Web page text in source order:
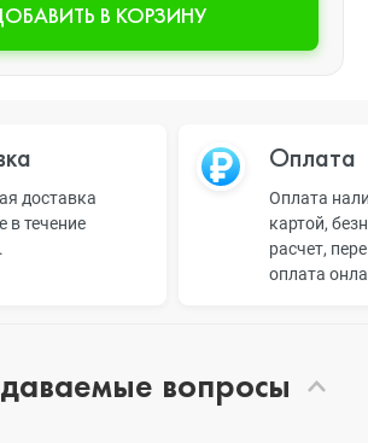
В КОРЗИНУ
доставка
в течение
Оплата
Оплата
картой,
расчет,
оплата
вопросы